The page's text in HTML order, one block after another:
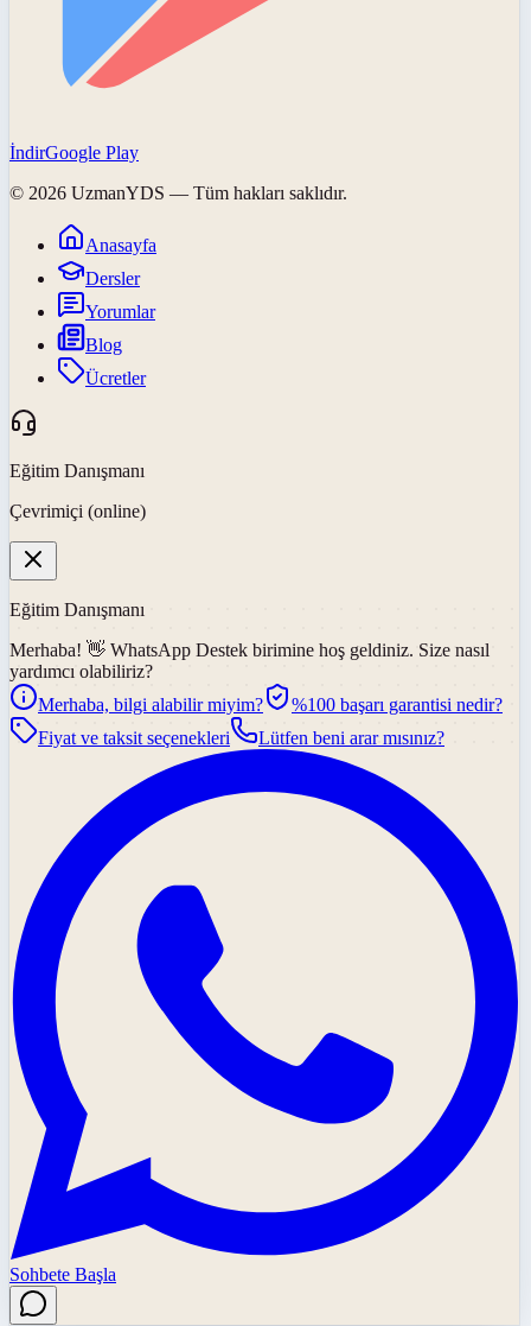
İndirGoogle Play
© 2026 UzmanYDS — Tüm hakları saklıdır.
Anasayfa
Dersler
Yorumlar
Blog
Ücretler
Eğitim Danışmanı
Çevrimiçi (online)
Eğitim Danışmanı
Merhaba! 👋 WhatsApp Destek birimine hoş geldiniz. Size nasıl
yardımcı olabiliriz?
Merhaba, bilgi alabilir miyim?
%100 başarı garantisi nedir?
Fiyat ve taksit seçenekleri
Lütfen beni arar mısınız?
Sohbete Başla